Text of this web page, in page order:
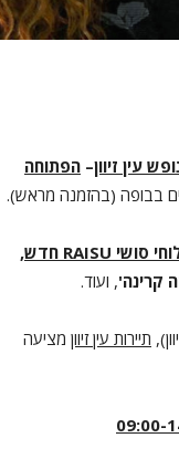
עין זיוון– הפתוחה
בבופה (בהזמנה מראש).
סושי RAISU חדש,
קרינה', ועוד.
תיירות עין זיוון מציעה